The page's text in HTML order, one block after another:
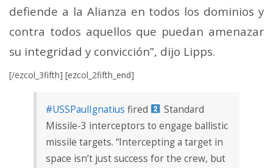
defiende a la Alianza en todos los dominios y
contra todos aquellos que puedan amenazar
su integridad y convicción”, dijo Lipps.
[/ezcol_3fifth] [ezcol_2fifth_end]
#USSPaulIgnatius fired
Standard
Missile-3 interceptors to engage ballistic
missile targets. “Intercepting a target in
space isn’t just success for the crew, but